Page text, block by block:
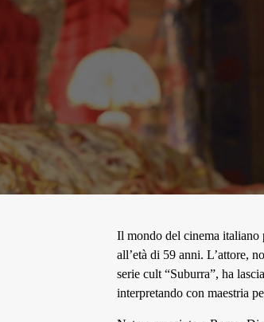
Il mondo del cinema italiano
all’età di 59 anni. L’attore,
serie cult “Suburra”, ha
interpretando con maestria